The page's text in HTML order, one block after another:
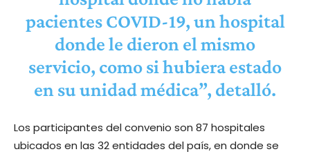
pacientes COVID-19, un hospital
donde le dieron el mismo
servicio, como si hubiera estado
en su unidad médica”, detalló.
Los participantes del convenio son 87 hospitales
ubicados en las 32 entidades del país, en donde se